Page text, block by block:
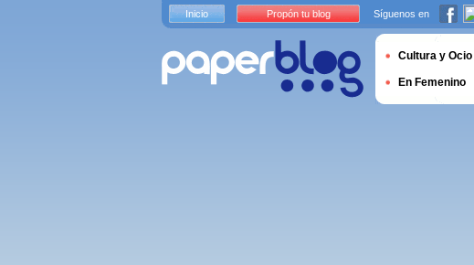
Inicio Propón tu blog Síguenos en
Cultura y Ocio
En Femenino